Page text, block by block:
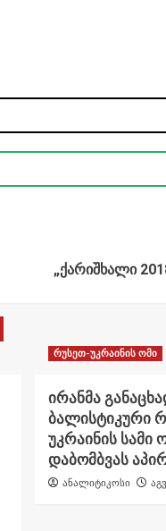
„ქარიშხალი
რუსეთ-უკრაინის ომი
ირანმა
ბალისტიკური
უკრაინის სამი
დაბომბვას
ანალიტიკოსი